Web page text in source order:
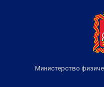
Министерство